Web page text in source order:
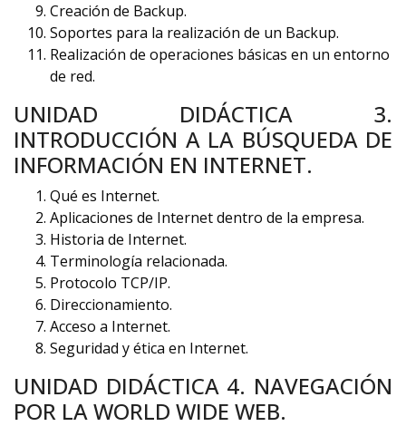
Creación de Backup.
Soportes para la realización de un Backup.
Realización de operaciones básicas en un entorno
de red.
UNIDAD DIDÁCTICA 3.
INTRODUCCIÓN A LA BÚSQUEDA DE
INFORMACIÓN EN INTERNET.
Qué es Internet.
Aplicaciones de Internet dentro de la empresa.
Historia de Internet.
Terminología relacionada.
Protocolo TCP/IP.
Direccionamiento.
Acceso a Internet.
Seguridad y ética en Internet.
UNIDAD DIDÁCTICA 4. NAVEGACIÓN
POR LA WORLD WIDE WEB.